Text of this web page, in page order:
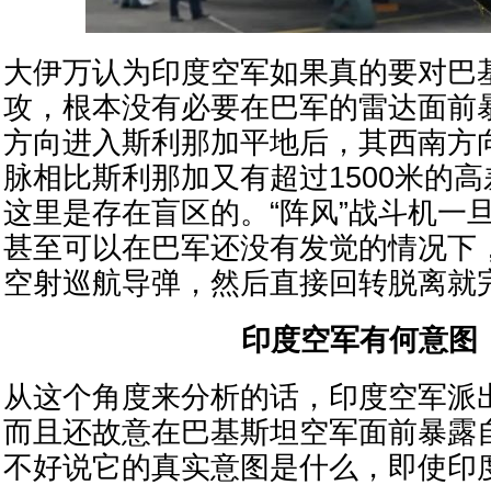
大伊万认为印度空军如果真的要对巴
攻，根本没有必要在巴军的雷达面前
方向进入斯利那加平地后，其西南方
脉相比斯利那加又有超过1500米的
这里是存在盲区的。“阵风”战斗机一
甚至可以在巴军还没有发觉的情况下
空射巡航导弹，然后直接回转脱离就
印度空军有何意图
从这个角度来分析的话，印度空军派
而且还故意在巴基斯坦空军面前暴露
不好说它的真实意图是什么，即使印